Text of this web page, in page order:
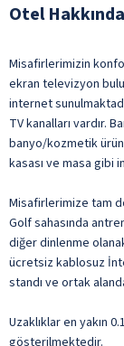
Otel Hakkında
Misafirlerimizin
ekran televizyon
internet
TV kanalları vardır.
banyo/kozmetik
kasası ve masa gibi
Misafirlerimize tam
Golf sahasında
diğer dinlenme
ücretsiz kablosuz
standı ve ortak
Uzaklıklar en yakın
gösterilmektedir.